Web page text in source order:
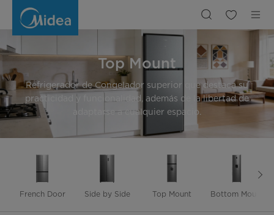
Top Mount
Refrigerador de Congelador superior que destaca su
practicidad y funcionalidad, además de la libertad de
adaptarse a cualquier espacio.
French Door Side by Side Top Mount Bottom Mount